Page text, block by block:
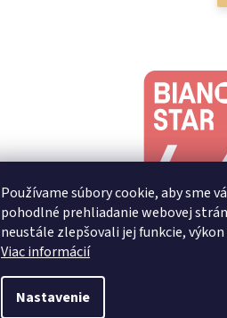
Používame súbory cookie, aby sme
pohodlné prehliadanie webovej
neustále zlepšovali jej funkcie,
Viac informácií
Nastavenie